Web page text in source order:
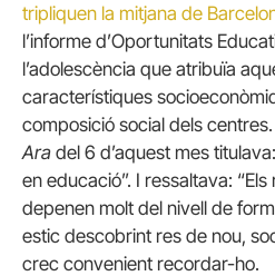
tripliquen la mitjana de
l’informe d’Oportunitats
l’adolescència que atribuïa
característiques
composició social dels
Ara del 6 d’aquest mes
en educació”. I ressaltava:
depenen molt del nivell de
estic descobrint res de nou,
crec convenient recordar-ho.